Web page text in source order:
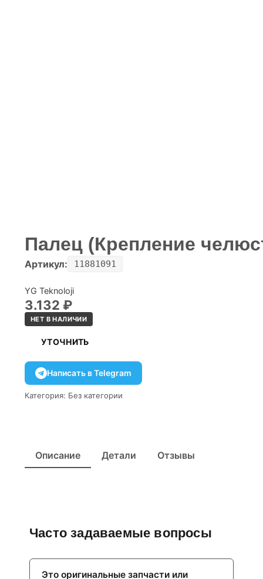
Палец (Крепление
Артикул: 11881091
YG Teknoloji
3.132 ₽
НЕТ В НАЛИЧИИ
УТОЧНИТЬ
Написать в Telegram
Категория: Без категории
Описание Детали Отзывы
Часто задаваемые вопросы
Это оригинальные запчасти или